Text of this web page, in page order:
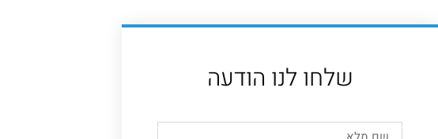
שלחו לנו הודעה